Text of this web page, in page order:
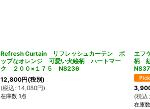
Refresh Curtain リフレッシュカーテン ポ
ップなオレンジ 可愛い犬絵柄 ハートマー
ク ２００×１７５ NS236
12,800円(税別)
(税込 : 14,080円)
在庫数 1点
エフ
柄
(税込 :
在庫